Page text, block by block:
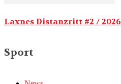
Laxnes Distanzritt #2 / 2026
Sport